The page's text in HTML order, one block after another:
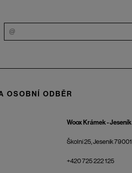
OSOBNÍ ODBĚR
Woox Krámek - Jeseník
Školní 25, Jeseník 79001
+420 725 222 125